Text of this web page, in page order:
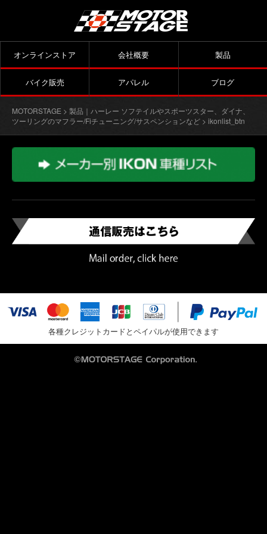
オンラインストア 会社概要 製品
バイク販売 アパレル ブログ
MOTORSTAGE > 製品｜ハーレー ソフテイルやスポーツスター、ダイナ、
ツーリングのマフラー/Fiチューニング/サスペンションなど > ikonlist_btn
各種クレジットカードとペイパルが使用できます